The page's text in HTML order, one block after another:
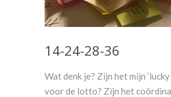
14-24-28-36
Wat denk je? Zijn het mijn ‘lucky
voor de lotto? Zijn het